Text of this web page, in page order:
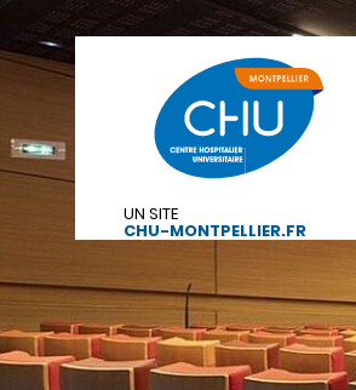
UN SITE
CHU-MONTPELLIER.FR